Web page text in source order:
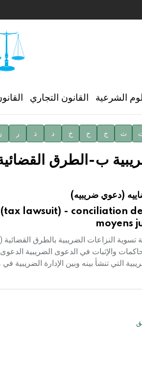
محمود السيد بجائزة مجمع الملك سليمان العالمي للغة
مدير عام لهيئة الموسوعة العربية
الشرعية القانون التجاري
ث ج ح خ د ذ ر ز
ب-الطرق
(دعوي ضريبيه)
lawsuit) - conciliation
moyens
تسوية النزاعات الضريبية بالطرق
والإثبات في الدعوى الضريبية
التي تنشأ بينه وبين الإدارة